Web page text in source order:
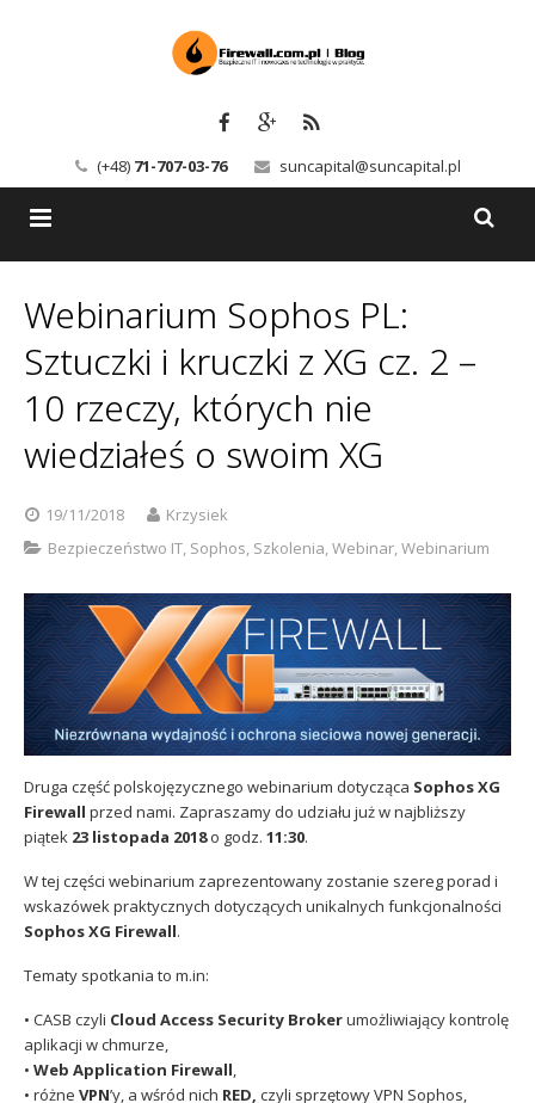
(+48) 71-707-03-76 suncapital@suncapital.pl
Bezpieczeństwo IT
Kerio
Serwery pocztowe
Sophos
Usługi
Newsletter
Szkolenia
Polityka prywatności
Webinarium Sophos PL:
Sztuczki i kruczki z XG cz. 2 –
10 rzeczy, których nie
wiedziałeś o swoim XG
19/11/2018
Krzysiek
Bezpieczeństwo IT, Sophos, Szkolenia,Webinar,Webinarium
Druga część polskojęzycznego webinarium dotycząca Sophos XG
Firewall przed nami. Zapraszamy do udziału już w najbliższy
piątek 23 listopada 2018o godz. 11:30.
W tej części webinarium zaprezentowany zostanie szereg porad i
wskazówek praktycznych dotyczących unikalnych funkcjonalności
Sophos XG Firewall.
Tematy spotkania to m.in:
• CASB czyli Cloud Access Security Brokerumożliwiający kontrolę
aplikacji w chmurze,
• Web Application Firewall,
• różne VPN’y, a wśród nich RED, czyli sprzętowy VPN Sophos,